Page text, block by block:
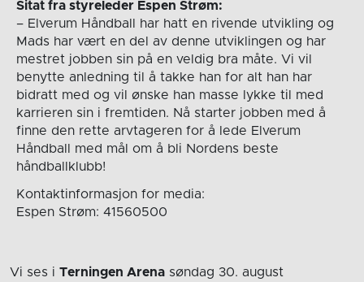
Sitat fra styreleder Espen Strøm:
– Elverum Håndball har hatt en rivende utvikling og
Mads har vært en del av denne utviklingen og har
mestret jobben sin på en veldig bra måte. Vi vil
benytte anledning til å takke han for alt han har
bidratt med og vil ønske han masse lykke til med
karrieren sin i fremtiden. Nå starter jobben med å
finne den rette arvtageren for å lede Elverum
Håndball med mål om å bli Nordens beste
håndballklubb!
Kontaktinformasjon for media:
Espen Strøm: 41560500
Vi ses i Terningen Arena søndag 30. august